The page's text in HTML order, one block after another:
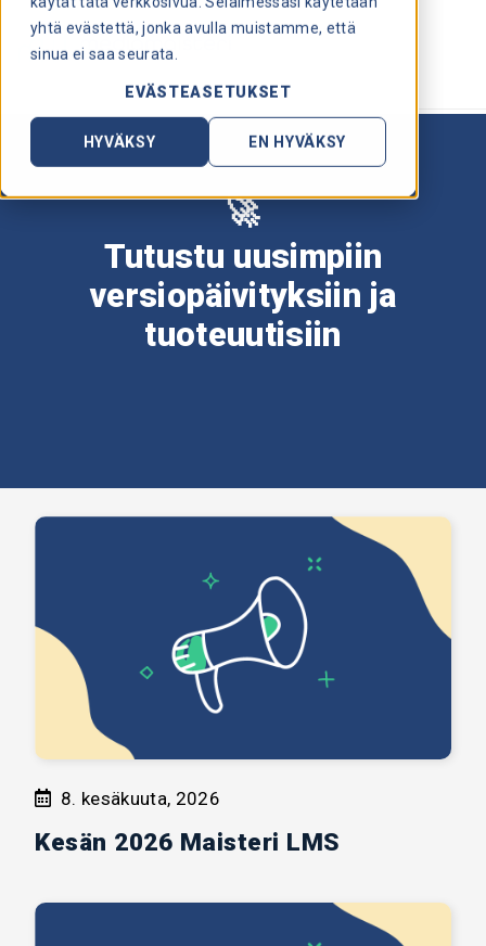
yhtä evästettä, jonka avulla muistamme, että
sinua ei saa seurata.
EVÄSTEASETUKSET
HYVÄKSY EN HYVÄKSY
🚀
Tutustu uusimpiin
versiopäivityksiin ja
tuoteuutisiin
8. kesäkuuta, 2026
Kesän 2026 Maisteri LMS